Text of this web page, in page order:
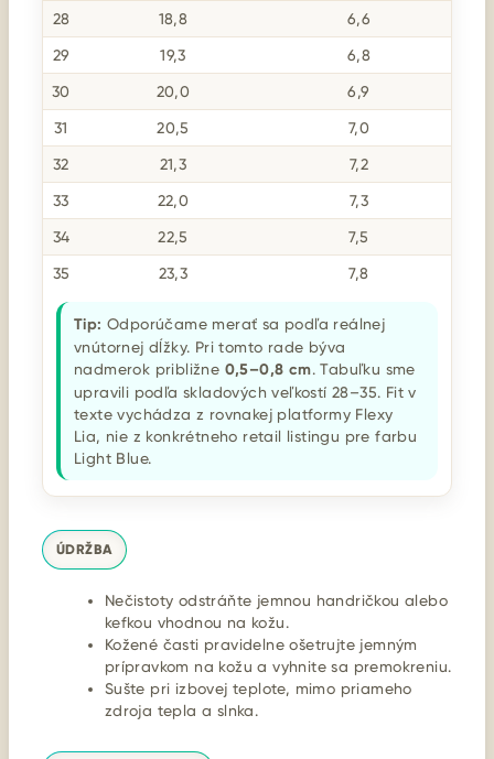
28 18,8 6,6
29 19,3 6,8
30 20,0 6,9
31 20,5 7,0
32 21,3 7,2
33 22,0 7,3
34 22,5 7,5
35 23,3 7,8
Tip: Odporúčame merať sa podľa reálnej
vnútornej dĺžky. Pri tomto rade býva
nadmerok približne 0,5–0,8 cm. Tabuľku sme
upravili podľa skladových veľkostí 28–35. Fit v
texte vychádza z rovnakej platformy Flexy
Lia, nie z konkrétneho retail listingu pre farbu
Light Blue.
ÚDRŽBA
Nečistoty odstráňte jemnou handričkou alebo
kefkou vhodnou na kožu.
Kožené časti pravidelne ošetrujte jemným
prípravkom na kožu a vyhnite sa premokreniu.
Sušte pri izbovej teplote, mimo priameho
zdroja tepla a slnka.